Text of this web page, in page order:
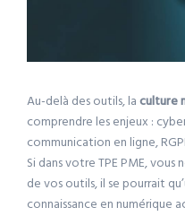
Au-delà des outils, laculture
comprendre les enjeux :
communication en ligne,
Si dans votre TPE PME, vous
de vos outils, il se pourrait
connaissance en numérique